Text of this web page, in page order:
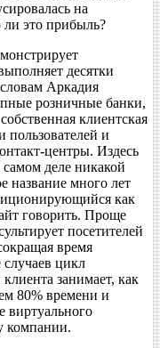
на
ли это прибыль?
десятки
Аркадия
розничные банки,
клиентская
пользователей и
центры. Издесь
деле никакой
название много лет
как
говорить. Проще
посетителей
время
цикл
занимает, как
80% времени и
виртуального
компании.